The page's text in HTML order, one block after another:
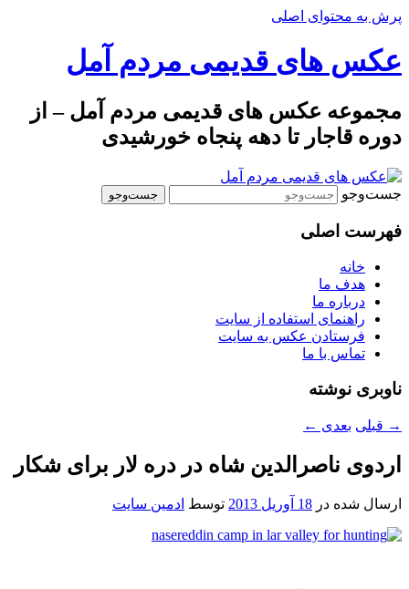
پرش به محتوای اصلی
عکس های قدیمی مردم آمل
مجموعه عکس های قدیمی مردم آمل – از
دوره قاجار تا دهه پنجاه خورشیدی
جست‌وجو
فهرست اصلی
خانه
هدف ما
درباره ما
راهنمای استفاده از سایت
فرستادن عکس به سایت
تماس با ما
ناوبری نوشته
→ قبلی بعدی ←
اردوی ناصرالدین شاه در دره لار برای شکار
ارسال شده در 18 آوریل 2013 توسط ادمین سایت